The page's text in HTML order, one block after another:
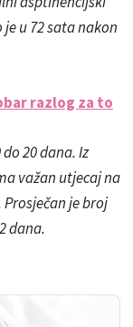
u 72 sata nakon
razlog za to
20 dana. Iz
važan utjecaj na
je broj
dana.